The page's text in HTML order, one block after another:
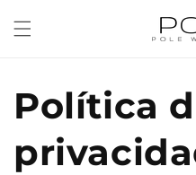
directamente
al contenido
Política